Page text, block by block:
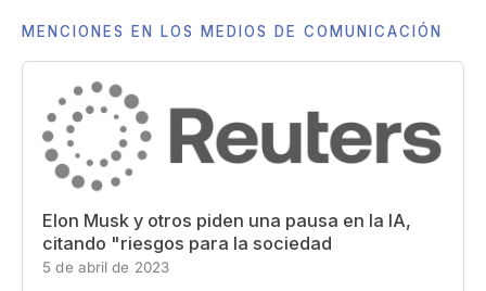
MENCIONES EN LOS MEDIOS DE COMUNICACIÓN
Elon Musk y otros piden una pausa en la IA,
citando "riesgos para la sociedad
5 de abril de 2023